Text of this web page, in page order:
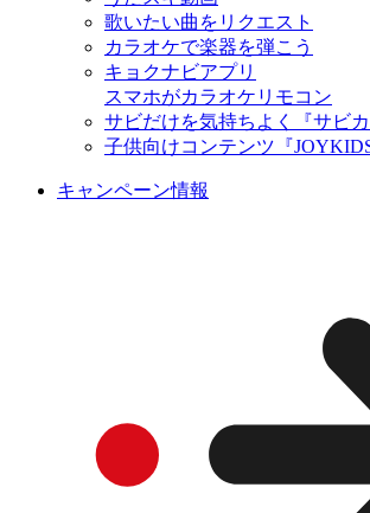
歌いたい曲をリクエスト
カラオケで楽器を弾こう
キョクナビアプリ
スマホがカラオケリモコン
サビだけを気持ちよく『サビカ
子供向けコンテンツ『JOYKIDS
キャンペーン情報